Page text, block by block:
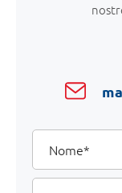
I
tuoi
dati
Nome
Cognome